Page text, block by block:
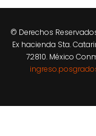
© Derechos
Ex hacienda Sta.
72810. México